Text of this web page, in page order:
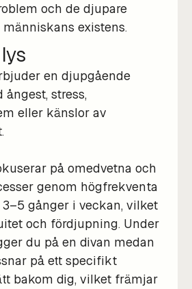
och de djupare
existens.
en djupgående
stress,
eller känslor av
på omedvetna och
genom högfrekventa
3–5 gånger i veckan, vilket
och fördjupning. Under
du på en divan medan
på ett specifikt
bakom dig, vilket främjar